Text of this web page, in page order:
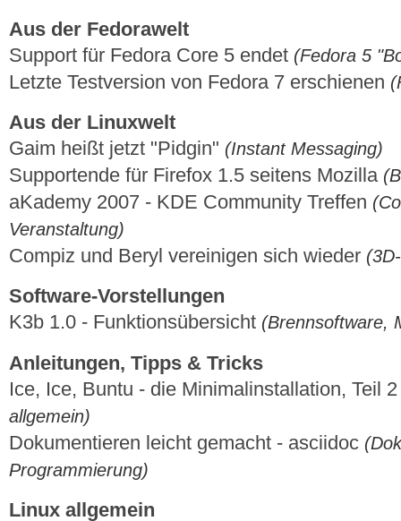
Aus der Fedorawelt
Support für Fedora Core 5 endet (Fedora 5
Letzte Testversion von Fedora 7 erschienen
Aus der Linuxwelt
Gaim heißt jetzt "Pidgin" (Instant Messaging)
Supportende für Firefox 1.5 seitens Mozilla
aKademy 2007 - KDE Community Treffen
Veranstaltung)
Compiz und Beryl vereinigen sich wieder
Software-Vorstellungen
K3b 1.0 - Funktionsübersicht (Brennsoftware,
Anleitungen, Tipps & Tricks
Ice, Ice, Buntu - die Minimalinstallation, Teil
allgemein)
Dokumentieren leicht gemacht - asciidoc
Programmierung)
Linux allgemein